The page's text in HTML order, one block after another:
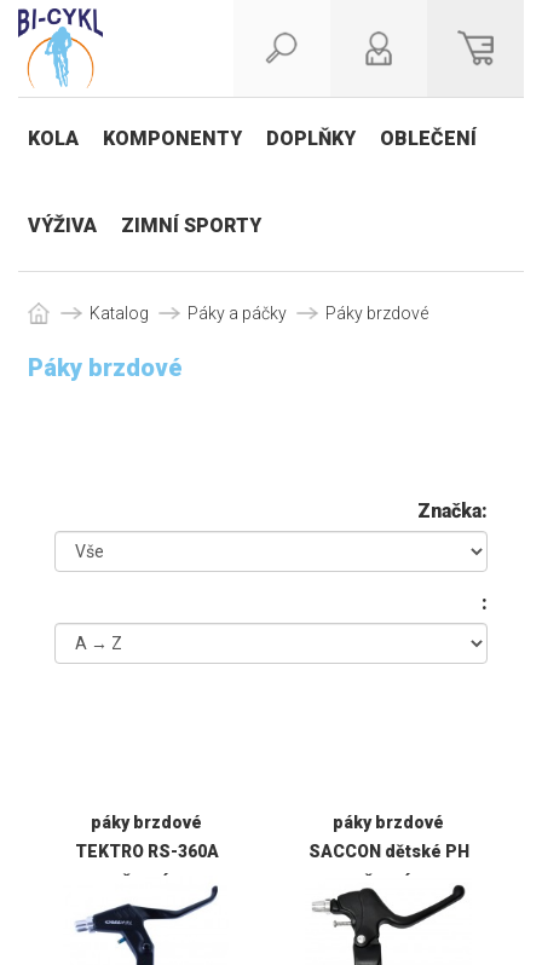
KOLA KOMPONENTY DOPLŇKY OBLEČENÍ
VÝŽIVA ZIMNÍ SPORTY
Katalog Páky a páčky Páky brzdové
Páky brzdové
Značka:
:
páky brzdové
TEKTRO RS-360A
černé
páky brzdové
SACCON dětské PH
černé